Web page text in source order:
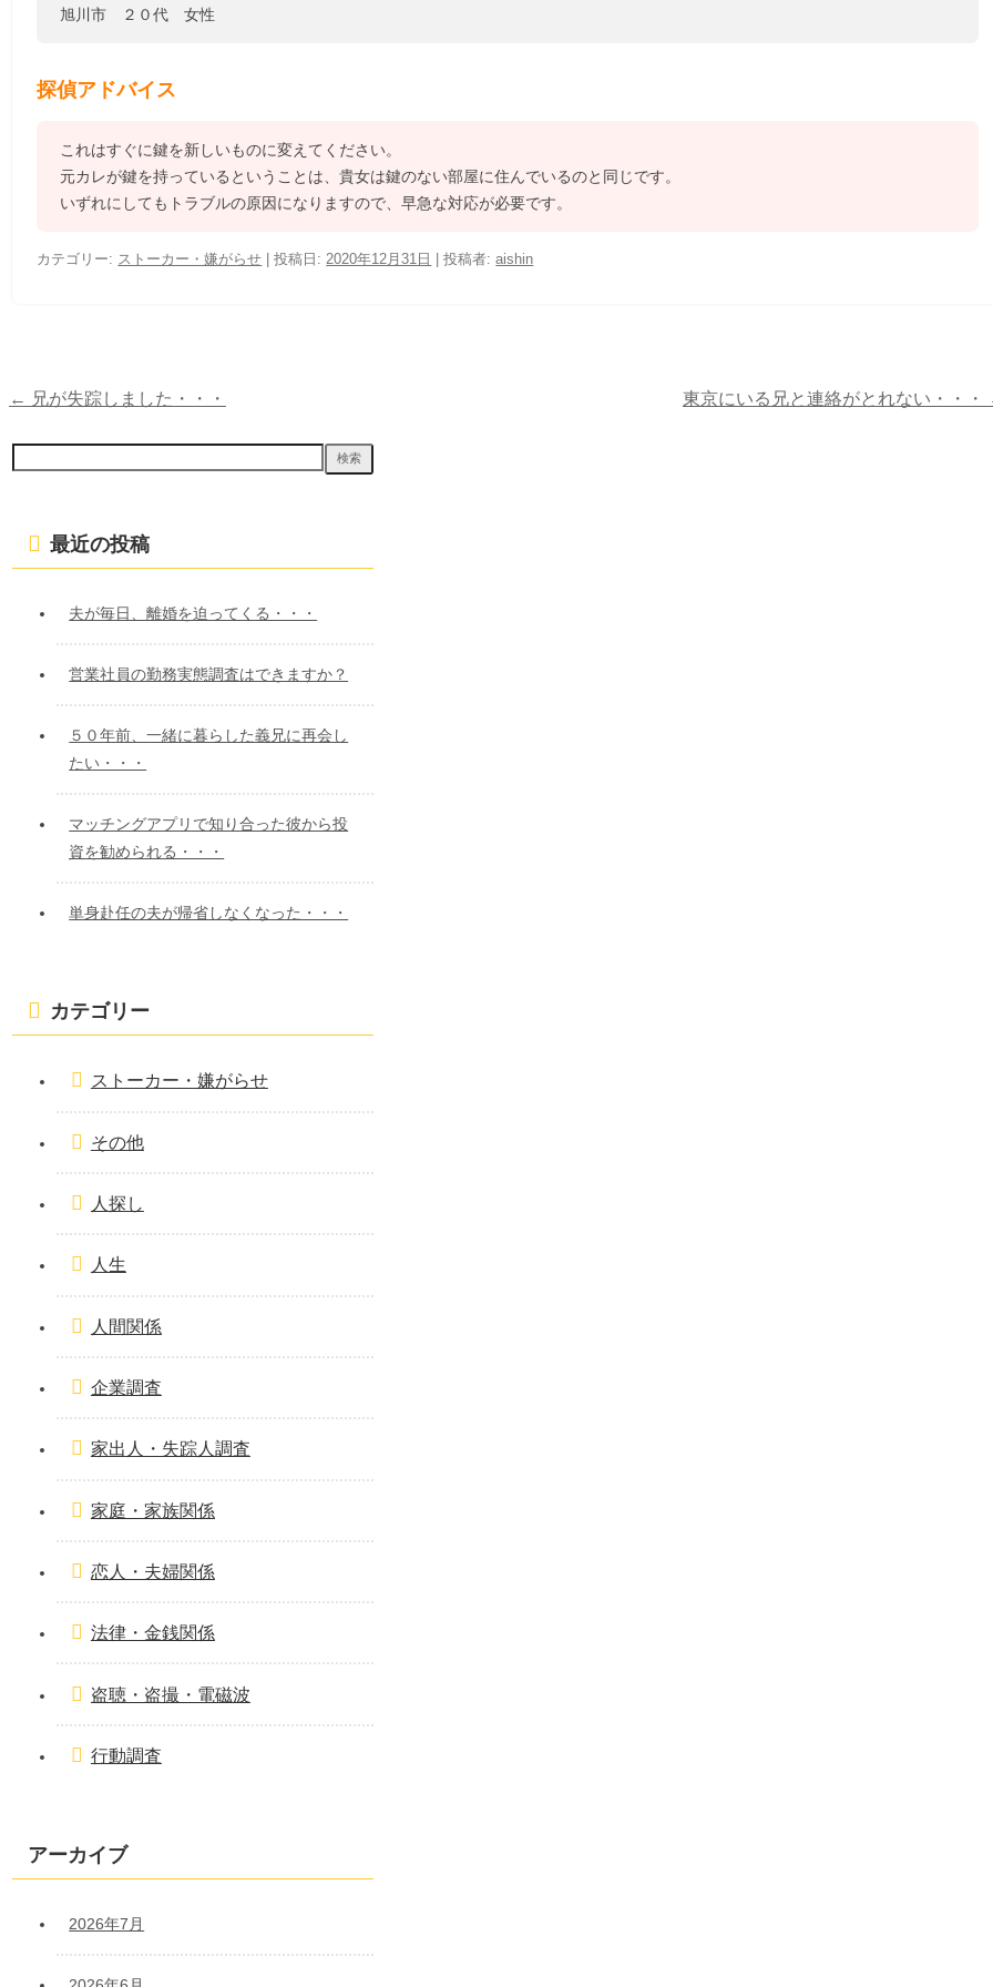
旭川市 ２０代 女性
探偵アドバイス
これはすぐに鍵を新しいものに変えてください。
元カレが鍵を持っているということは、貴女は鍵のない部屋に住んでいるのと同じです。
いずれにしてもトラブルの原因になりますので、早急な対応が必要です。
カテゴリー: ストーカー・嫌がらせ | 投稿日: 2020年12月31日 |投稿者:aishin
稿
← 兄が失踪しました・・・ 東京にいる兄と連絡がとれない・・・
最近の投稿
夫が毎日、離婚を迫ってくる・・・
営業社員の勤務実態調査はできますか？
５０年前、一緒に暮らした義兄に再会し
たい・・・
マッチングアプリで知り合った彼から投
資を勧められる・・・
単身赴任の夫が帰省しなくなった・・・
カテゴリー
ストーカー・嫌がらせ
その他
人探し
人生
人間関係
企業調査
家出人・失踪人調査
家庭・家族関係
恋人・夫婦関係
法律・金銭関係
盗聴・盗撮・電磁波
行動調査
アーカイブ
2026年7月